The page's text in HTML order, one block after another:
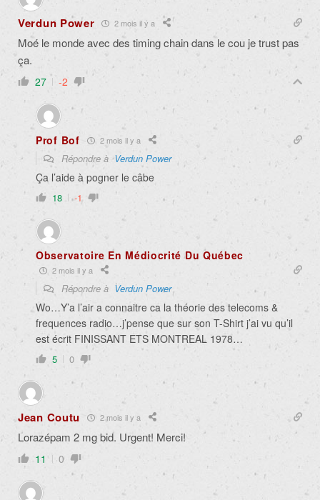
Verdun Power 2 mois il y a
Moé le monde avec des timing chain dans le cou je trust pas
ça.
27 -2
Prof Bof 2 mois il y a
Répondre àVerdun Power
Ça l’aide à pogner le câbe
18 -1
Observatoire En Médiocrité Du Québec
2 mois il y a
Répondre à Verdun Power
Wo…Y’a l’air a connaitre ca la théorie des telecoms &
frequences radio…j’pense que sur son T-Shirt j’ai vu qu’il
est écrit FINISSANT ETS MONTREAL 1978…
5 0
Jean Coutu 2 mois il y a
Lorazépam 2 mg bid. Urgent! Merci!
11 0